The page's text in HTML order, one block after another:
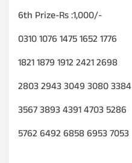
6th Prize-Rs :1,000/-
0310 1076 1475 1652 1776
1821 1879 1912 2421 2698
2803 2943 3049 3080 3384
3567 3893 4391 4703 5286
5762 6492 6858 6953 7053